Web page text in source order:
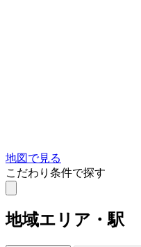
地図で見る
こだわり条件で探す
地域エリア・駅